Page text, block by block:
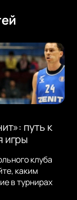
путь к
игры
клуба
каким
в турнирах